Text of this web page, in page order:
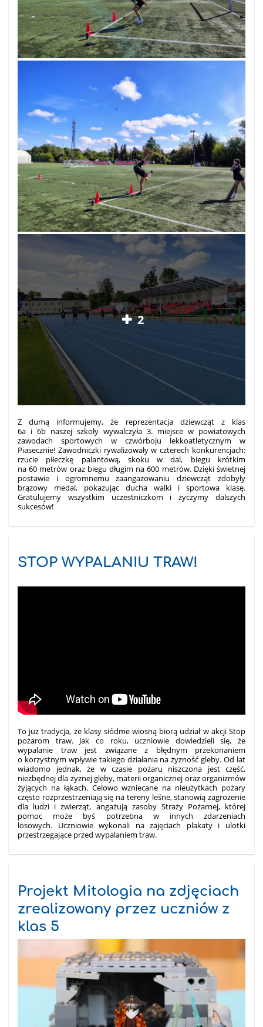
2
Z dumą informujemy, że reprezentacja dziewcząt z klas
6a i 6b naszej szkoły wywalczyła 3. miejsce w powiatowych
zawodach sportowych w czwórboju lekkoatletycznym w
Piasecznie! Zawodniczki rywalizowały w czterech konkurencjach:
rzucie piłeczkę palantową, skoku w dal, biegu krótkim
na 60 metrów oraz biegu długim na 600 metrów. Dzięki świetnej
postawie i ogromnemu zaangażowaniu dziewcząt zdobyły
brązowy medal, pokazując ducha walki i sportowa klasę.
Gratulujemy wszystkim uczestniczkom i życzymy dalszych
sukcesów!
STOP WYPALANIU TRAW!
To już tradycja, że klasy siódme wiosną biorą udział w akcji Stop
pożarom traw. Jak co roku, uczniowie dowiedzieli się, że
wypalanie traw jest związane z błędnym przekonaniem
o korzystnym wpływie takiego działania na żyzność gleby. Od lat
wiadomo jednak, że w czasie pożaru niszczona jest część,
niezbędnej dla żyznej gleby, materii organicznej oraz organizmów
żyjących na łąkach. Celowo wzniecane na nieużytkach pożary
często rozprzestrzeniają się na tereny leśne, stanowią zagrożenie
dla ludzi i zwierząt, angażują zasoby Straży Pożarnej, której
pomoc może byś potrzebna w innych zdarzeniach
losowych. Uczniowie wykonali na zajęciach plakaty i ulotki
przestrzegające przed wypalaniem traw.
Projekt Mitologia na zdjęciach
zrealizowany przez uczniów z
klas 5